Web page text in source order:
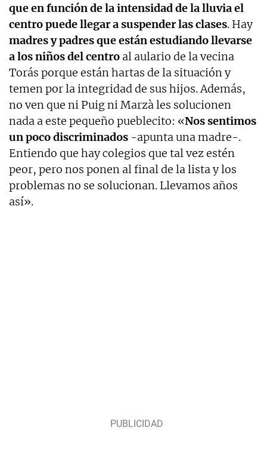
que en función de la intensidad de la lluvia el
centro puede llegar a suspender las clases. Hay
madres y padres que están estudiando llevarse
a los niños del centro al aulario de la vecina
Torás porque están hartas de la situación y
temen por la integridad de sus hijos. Además,
no ven que ni Puig ni Marzà les solucionen
nada a este pequeño pueblecito: «Nos sentimos
un poco discriminados -apunta una madre-.
Entiendo que hay colegios que tal vez estén
peor, pero nos ponen al final de la lista y los
problemas no se solucionan. Llevamos años
así».